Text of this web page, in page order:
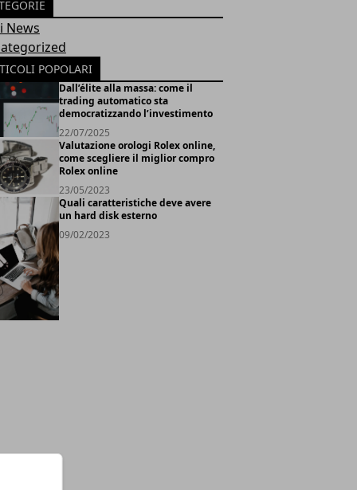
News
POPOLARI
Dall’élite alla massa: come il
trading automatico sta
democratizzando l’investimento
22/07/2025
Valutazione orologi Rolex online,
come scegliere il miglior compro
Rolex online
23/05/2023
Quali caratteristiche deve avere
un hard disk esterno
09/02/2023